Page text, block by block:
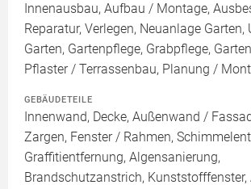
Innenausbau, Aufbau / Montage,
Reparatur, Verlegen, Neuanlage
Garten, Gartenpflege, Grabpflege,
Pflaster / Terrassenbau, Planung /
GEBÄUDETEILE
Innenwand, Decke, Außenwand /
Zargen, Fenster / Rahmen,
Graffitientfernung, Algensanierung,
Brandschutzanstrich, Kunststofffenster,